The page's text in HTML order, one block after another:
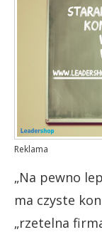
Reklama
„Na pewno
ma czyste
„rzetelna